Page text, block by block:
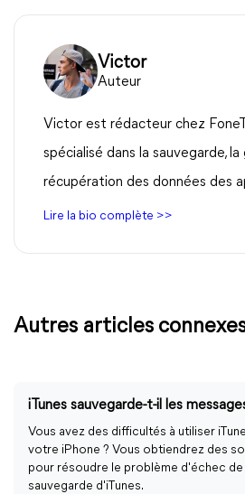
Victor
Auteur
Victor est rédacteur chez
spécialisé dans la sauvegarde,
récupération des données des
Lire la bio complète >>
Autres articles
iTunes sauvegarde-t-il les
Vous avez des difficultés à utiliser
votre iPhone ? Vous obtiendrez des
pour résoudre le problème d'échec de
sauvegarde d'iTunes.